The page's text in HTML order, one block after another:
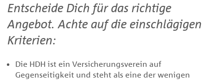
Entscheide Dich für das richtige
Angebot. Achte auf die einschlägigen
Kriterien:
Die HDH ist ein Versicherungsverein auf
Gegenseitigkeit und steht als eine der wenigen